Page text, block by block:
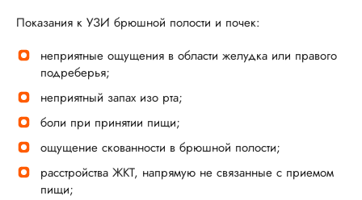
Показания к УЗИ брюшной полости и почек:
неприятные ощущения в области желудка или правого
подреберья;
неприятный запах изо рта;
боли при принятии пищи;
ощущение скованности в брюшной полости;
расстройства ЖКТ, напрямую не связанные с приемом
пищи;